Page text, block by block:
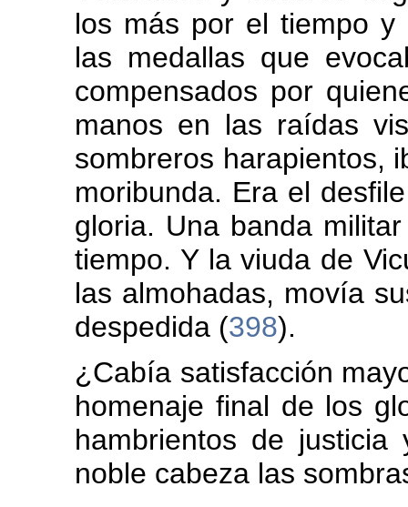
los más por el tiempo y
las medallas que
compensados por
manos en las raídas
sombreros harapientos,
moribunda. Era el
gloria. Una banda
tiempo. Y la viuda de
las almohadas, movía
despedida (398).
¿Cabía satisfacción
homenaje final de los
hambrientos de
noble cabeza las